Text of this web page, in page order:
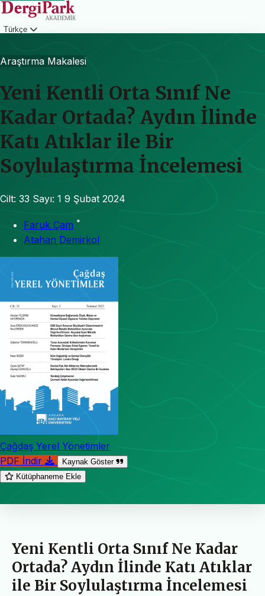
Türkçe
Araştırma Makalesi
Yeni Kentli Orta Sınıf Ne
Kadar Ortada? Aydın İlinde
Katı Atıklar ile Bir
Soylulaştırma İncelemesi
Cilt: 33 Sayı: 1 9 Şubat 2024
Faruk Çam *
Atahan Demirkol
Çağdaş Yerel Yönetimler
PDF İndir
Kaynak Göster
Kütüphaneme Ekle
Yeni Kentli Orta Sınıf Ne Kadar
Ortada? Aydın İlinde Katı Atıklar
ile Bir Soylulaştırma İncelemesi